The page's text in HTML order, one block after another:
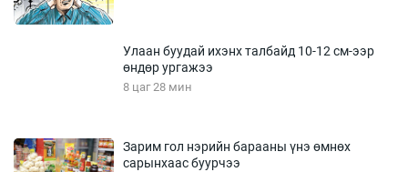
Улаан буудай ихэнх талбайд 10-12 см-ээр
өндөр ургажээ
8 цаг 28 мин
Зарим гол нэрийн барааны үнэ өмнөх
сарынхаас буурчээ